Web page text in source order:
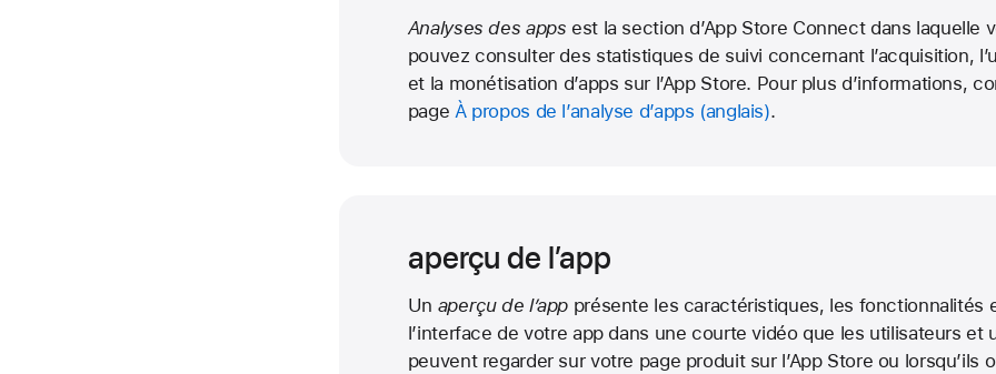
Analyses des apps est la section d’App Store Connect dans laquelle
pouvez consulter des statistiques de suivi concernant l’acquisition,
et la monétisation d’apps sur l’App Store. Pour plus d’informations,
page À propos de l’analyse d’apps .
aperçu de l’app
Un aperçu de l’app présente les caractéristiques, les fonctionnalités
l’interface de votre app dans une courte vidéo que les utilisateurs et
peuvent regarder sur votre page produit sur l’App Store ou lorsqu’ils